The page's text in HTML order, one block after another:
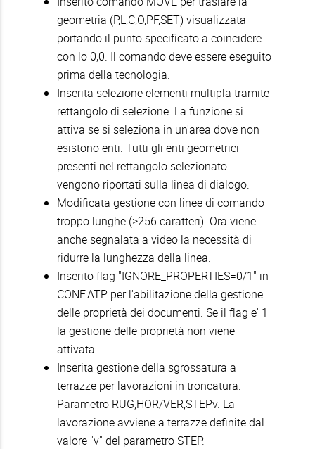
geometria (P,L,C,O,PF,SET) visualizzata
portando il punto specificato a coincidere
con lo 0,0. Il comando deve essere eseguito
prima della tecnologia.
Inserita selezione elementi multipla tramite
rettangolo di selezione. La funzione si
attiva se si seleziona in un'area dove non
esistono enti. Tutti gli enti geometrici
presenti nel rettangolo selezionato
vengono riportati sulla linea di dialogo.
Modificata gestione con linee di comando
troppo lunghe (>256 caratteri). Ora viene
anche segnalata a video la necessità di
ridurre la lunghezza della linea.
Inserito flag "IGNORE_PROPERTIES=0/1" in
CONF.ATP per l'abilitazione della gestione
delle proprietà dei documenti. Se il flag e' 1
la gestione delle proprietà non viene
attivata.
Inserita gestione della sgrossatura a
terrazze per lavorazioni in troncatura.
Parametro RUG,HOR/VER,STEPv. La
lavorazione avviene a terrazze definite dal
valore "v" del parametro STEP.